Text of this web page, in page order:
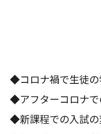
◆コロナ禍で生徒の
◆アフターコロナで
◆新課程での入試の